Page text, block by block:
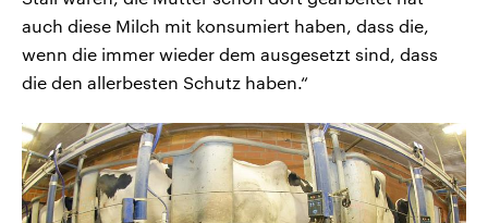
auch diese Milch mit konsumiert haben, dass die,
wenn die immer wieder dem ausgesetzt sind, dass
die den allerbesten Schutz haben.“